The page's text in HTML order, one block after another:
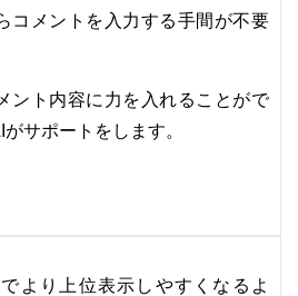
コメントを入力する手間が不要
ント内容に力を入れることがで
サポートをします。
より上位表示しやすくなるよ